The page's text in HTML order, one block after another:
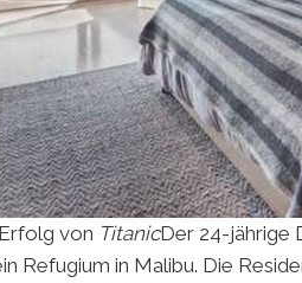
von TitanicDer 24-jährige
Refugium in Malibu. Die